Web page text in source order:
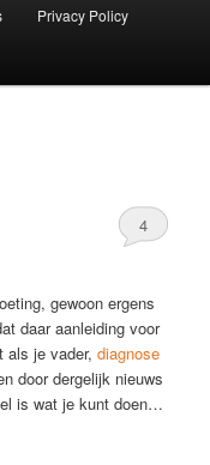
Privacy Policy
4
gewoon ergens
daar aanleiding voor
als je vader,diagnose
door dergelijk nieuws
is wat je kunt doen…